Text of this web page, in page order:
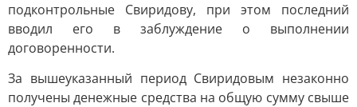
подконтрольные Свиридову, при этом последний
вводил его в заблуждение о выполнении
договоренности.
За вышеуказанный период Свиридовым незаконно
получены денежные средства на общую сумму свыше